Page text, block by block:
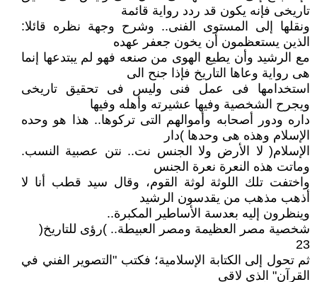
تاريخى فإنه يكون قد ردد رواية قائمة
ونقلها إلى المستوى الفنى.. وشرح وجهة نظره قائلا:
الذين يستعظمون أن يخون جعفر عهده
مع الرشيد وأن يطيع الهوى من صنعه فهو لم يبتدعها إنما
هى رواية وعاها التاريخ فإذا جنح الى
استخدامها فى عمل فنى وليس فى تحقيق تاريخى
ويجرح الشخصية وفيها عشيرته وأهله وفيها
داره ودور أصحابه وأموالهم التى تركوها.. هذا هو وحده
الإسلام وهذه هى وحدها )دار
الإسلام( لا الأرض ولا الجنس نت.. نتن عصبية النسب.
وماتت هذه النعرة نعرة الجنس
واختفت تلك اللوثة لوثة القوم، وقال سيد قطب أنا لا
أذهب مذهب من يقدسون الرشيد
وينظرون إليه بعدسة الأساطير المكبرة..
شخصية مصر العظيمة ومصر العبيطة.. )رؤى للتاريخ(
23
ثم تحول إلى الكتابة الإسلامية؛ فكتب "التصوير الفني في
القرآن" الذي لاقى